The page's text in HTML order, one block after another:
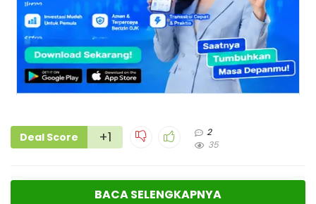
Deal Score +1
2
35
BACA SELENGKAPNYA